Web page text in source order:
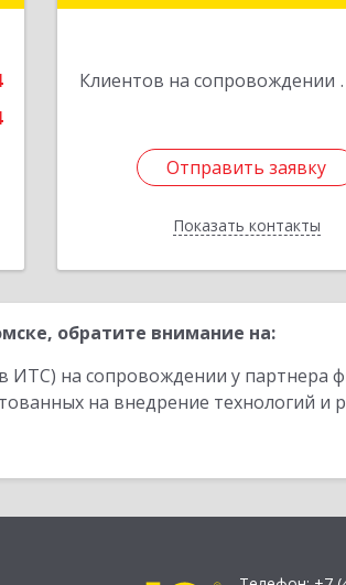
Клиентов на сопровождении
Отправить заявку
Показать контакты
Отправить заявку
Назад
обратите внимание на:
ИТС) на сопровождении у партнера
на внедрение технологий